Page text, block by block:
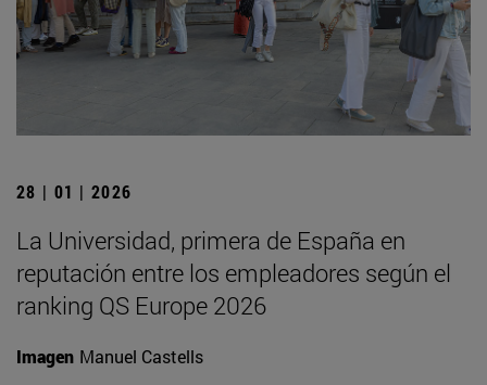
28 | 01 | 2026
La Universidad, primera de España en
reputación entre los empleadores según el
ranking QS Europe 2026
Imagen Manuel Castells